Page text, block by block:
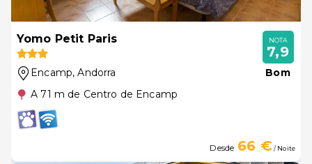
Yomo Petit Paris
Encamp, Andorra
A 71 m de Centro de Encamp
NOTA
7,9
Bom
Desde 66 €/ Noite